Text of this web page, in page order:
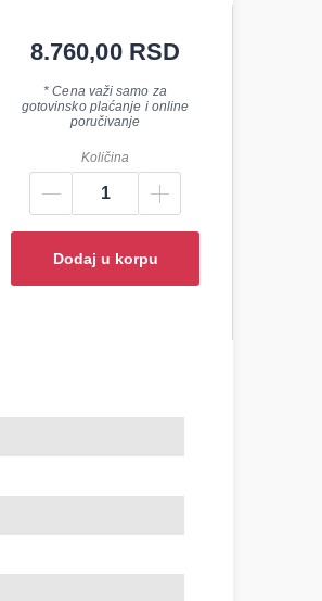
8.760,00 RSD
* Cena važi samo za
gotovinsko plaćanje i online
poručivanje
Količina
Dodaj u korpu